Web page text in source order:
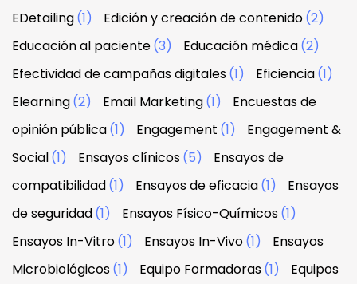
EDetailing(1) Edición y creación de contenido(2)
Educación al paciente(3) Educación médica(2)
Efectividad de campañas digitales(1) Eficiencia(1)
Elearning(2) Email Marketing(1)
Encuestas de
opinión pública(1) Engagement (1)
Engagement &
Social(1) Ensayos clínicos(5)
Ensayos de
compatibilidad(1) Ensayos de eficacia(1)
Ensayos
de seguridad(1) Ensayos Físico-Químicos(1)
Ensayos In-Vitro(1) Ensayos In-Vivo(1)
Ensayos
Microbiológicos(1) Equipo Formadoras(1)
Equipos